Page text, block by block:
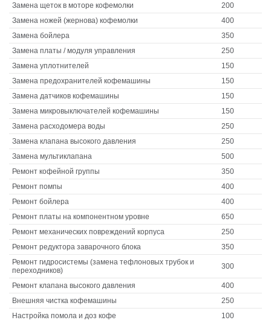
Замена щеток в моторе кофемолки
200
Замена ножей (жернова) кофемолки
400
Замена бойлера
350
Замена платы / модуля управления
250
Замена уплотнителей
150
Замена предохранителей кофемашины
150
Замена датчиков кофемашины
150
Замена микровыключателей кофемашины
150
Замена расходомера воды
250
Замена клапана высокого давления
250
Замена мультиклапана
500
Ремонт кофейной группы
350
Ремонт помпы
400
Ремонт бойлера
400
Ремонт платы на компонентном уровне
650
Ремонт механических повреждений корпуса
250
Ремонт редуктора заварочного блока
350
Ремонт гидросистемы (замена тефлоновых трубок и
переходников)
300
Ремонт клапана высокого давления
400
Внешняя чистка кофемашины
250
Настройка помола и доз кофе
100